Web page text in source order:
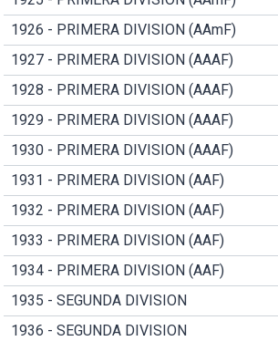
1926 - PRIMERA DIVISION (AAmF)
1927 - PRIMERA DIVISION (AAAF)
1928 - PRIMERA DIVISION (AAAF)
1929 - PRIMERA DIVISION (AAAF)
1930 - PRIMERA DIVISION (AAAF)
1931 - PRIMERA DIVISION (AAF)
1932 - PRIMERA DIVISION (AAF)
1933 - PRIMERA DIVISION (AAF)
1934 - PRIMERA DIVISION (AAF)
1935 - SEGUNDA DIVISION
1936 - SEGUNDA DIVISION